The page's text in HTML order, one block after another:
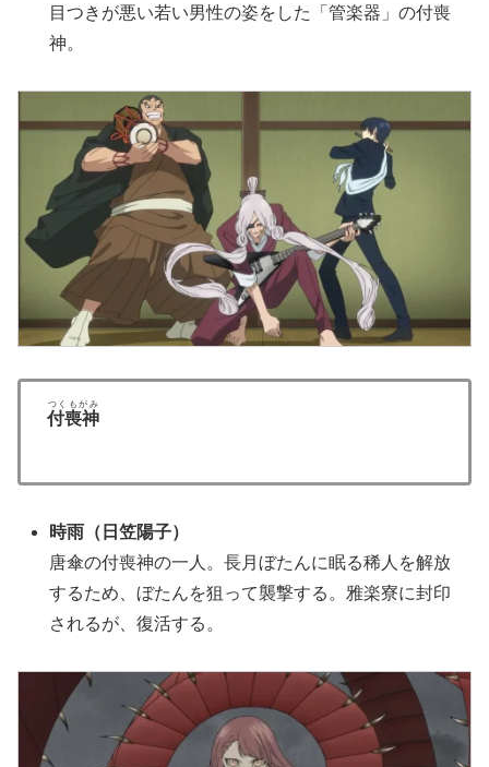
目つきが悪い若い男性の姿をした「管楽器」の付喪
神。
付喪神
つくもがみ
時雨 （日笠陽子）
唐傘の付喪神の一人。長月ぼたんに眠る稀人を解放
するため、ぼたんを狙って襲撃する。雅楽寮に封印
されるが、復活する。